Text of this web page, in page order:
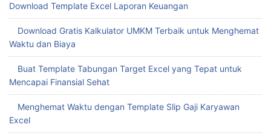
Download Template Excel Laporan Keuangan
Download Gratis Kalkulator UMKM Terbaik untuk Menghemat
Waktu dan Biaya
Buat Template Tabungan Target Excel yang Tepat untuk
Mencapai Finansial Sehat
Menghemat Waktu dengan Template Slip Gaji Karyawan
Excel